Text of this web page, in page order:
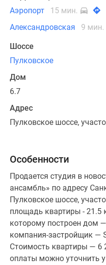
Аэропорт
15 мин.
Александровская
9 мин.
Шоссе
Пулковское
Дом
6.7
Адрес
Пулковское шоссе,
Особенности
Продается студия в
ансамбль» по адресу
Пулковское шоссе,
площадь квартиры - 21.5
которому построен дом
компания-застройщик —
Стоимость квартиры — 6
оплаты можно уточнить